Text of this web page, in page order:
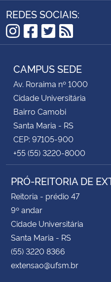
REDES SOCIAIS:
Instagram
Facebook
Twitter
RSS
CAMPUS SEDE
Av. Roraima nº 1000
Cidade Universitária
Bairro Camobi
Santa Maria - RS
CEP: 97105-900
+55 (55) 3220-8000
PRÓ-REITORIA DE
Reitoria - prédio 47
9º andar
Cidade Universitária
Santa Maria - RS
(55) 3220 8366
extensao@ufsm.br